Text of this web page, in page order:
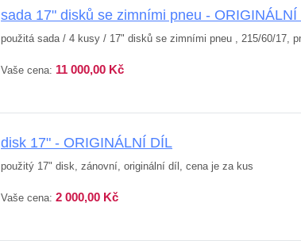
sada 17" disků se zimními pneu - ORIGINÁLNÍ
použitá sada / 4 kusy / 17" disků se zimními pneu , 215/60/17,
Vaše cena: 11 000,00 Kč
disk 17" - ORIGINÁLNÍ DÍL
použitý 17" disk, zánovní, originální díl, cena je za kus
Vaše cena: 2 000,00 Kč